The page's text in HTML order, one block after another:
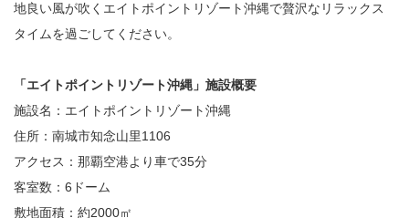
地良い風が吹く​エイトポイントリゾート沖縄で贅沢なリラックス
タイムを過ごしてください。
「エイトポイントリゾート沖縄」施設概要
施設名：エイトポイントリゾート沖縄
住所：南城市知念山里1106
アクセス：那覇空港より車で35分
客室数：6ドーム
敷地面積：約2000㎡